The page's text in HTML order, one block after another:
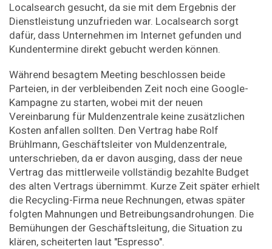
Localsearch gesucht, da sie mit dem Ergebnis der
Dienstleistung unzufrieden war. Localsearch sorgt
dafür, dass Unternehmen im Internet gefunden und
Kundentermine direkt gebucht werden können.
Während besagtem Meeting beschlossen beide
Parteien, in der verbleibenden Zeit noch eine Google-
Kampagne zu starten, wobei mit der neuen
Vereinbarung für Muldenzentrale keine zusätzlichen
Kosten anfallen sollten. Den Vertrag habe Rolf
Brühlmann, Geschäftsleiter von Muldenzentrale,
unterschrieben, da er davon ausging, dass der neue
Vertrag das mittlerweile vollständig bezahlte Budget
des alten Vertrags übernimmt. Kurze Zeit später erhielt
die Recycling-Firma neue Rechnungen, etwas später
folgten Mahnungen und Betreibungsandrohungen. Die
Bemühungen der Geschäftsleitung, die Situation zu
klären, scheiterten laut "Espresso".